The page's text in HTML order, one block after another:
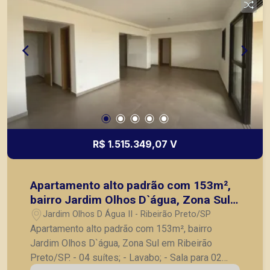
R$ 1.515.349,07 V
Apartamento alto padrão com 153m²,
bairro Jardim Olhos D`água, Zona Sul
em Ribeirão Preto/SP.
Jardim Olhos D Água II - Ribeirão Preto/SP
Apartamento alto padrão com 153m², bairro
Jardim Olhos D`água, Zona Sul em Ribeirão
Preto/SP. - 04 suítes; - Lavabo; - Sala para 02